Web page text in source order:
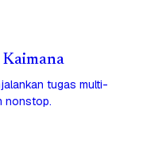
Kaimana
tugas multi-
nonstop.